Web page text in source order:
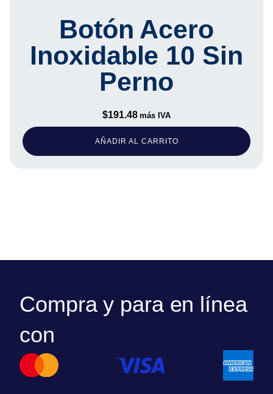
Botón Acero
Inoxidable 10 Sin
Perno
$191.48 más IVA
AÑADIR AL CARRITO
Compra y para en línea
con